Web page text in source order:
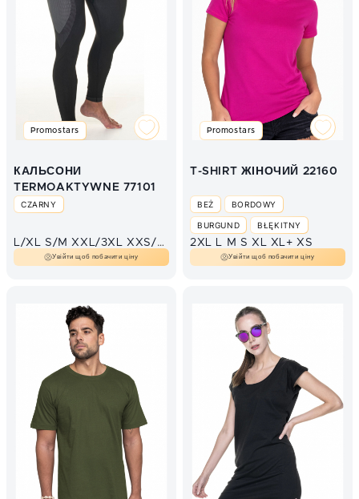
Promostars
КАЛЬСОНИ
TERMOAKTYWNE 77101
CZARNY
L/XL S/M XXL/3XL XXS/XS
Увійти щоб побачити ціну
Promostars
T-SHIRT ЖІНОЧИЙ 22160
BEŻ BORDOWY
BURGUND BŁĘKITNY
CHABROWY
CIEMNO BRĄZOWY
CZERWONY
GRANAT
GRANAT MELANŻ
JASNY TURKUS
JASNY ZIELONY KHAKI
LIMONKOWY MORSKI
NIEBIESKI
NIEBIESKI MELANŻ
POMARAŃCZOWY
POPIELATY RÓŻOWY
2XL L M S XL XL+ XS
Увійти щоб побачити ціну